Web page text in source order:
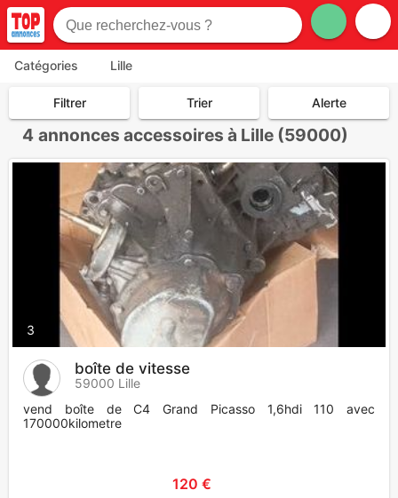
Catégories Lille
Filtrer Trier Alerte
4 annonces accessoires à Lille (59000)
3
boîte de vitesse
59000 Lille
vend boîte de C4 Grand Picasso 1,6hdi 110 avec
170000kilometre
120 €